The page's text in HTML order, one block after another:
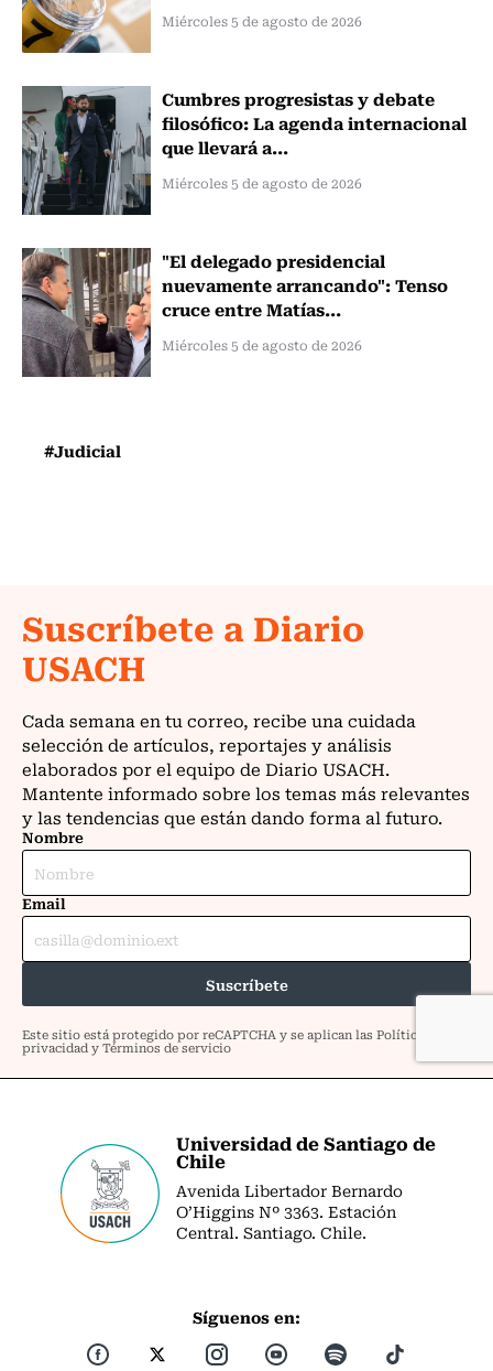
Miércoles 5 de agosto de 2026
Cumbres progresistas y debate
filosófico: La agenda internacional
que llevará a...
Miércoles 5 de agosto de 2026
"El delegado presidencial
nuevamente arrancando": Tenso
cruce entre Matías...
Miércoles 5 de agosto de 2026
#Judicial
Universidad de Santiago de
Chile
Avenida Libertador Bernardo
O’Higgins Nº 3363. Estación
Central. Santiago. Chile.
Síguenos en: